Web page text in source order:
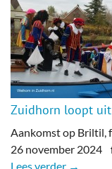
Zuidhorn loopt
Aankomst op Briltil,
26 november 2024
Lees verder →